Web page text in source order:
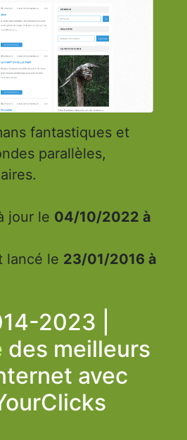
fantastiques et
parallèles,
jour le 04/10/2022 à
lancé le 23/01/2016 à
2023 |
des meilleurs
avec